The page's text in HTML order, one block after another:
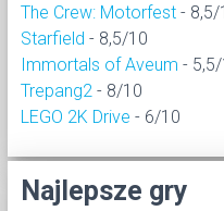
The Crew: Motorfest - 8,5/
Starfield - 8,5/10
Immortals of Aveum -
Trepang2 - 8/10
LEGO 2K Drive - 6/10
Najlepsze gry